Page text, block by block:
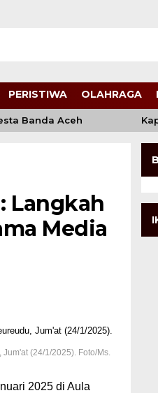
PERISTIWA OLAHRAGA
Banda Aceh
Langkah
Media
(24/1/2025). Foto/Ms.
2025 di Aula